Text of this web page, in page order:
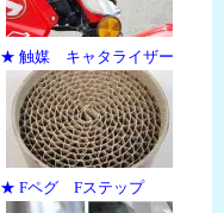
★ 触媒 キャタライザー
★ Fペグ Fステップ